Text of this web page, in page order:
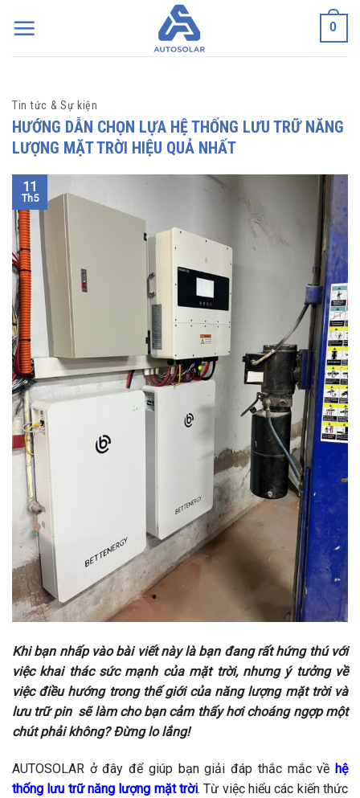
0
Tin tức & Sự kiện
HƯỚNG DẪN CHỌN LỰA HỆ THỐNG LƯU TRỮ NĂNG
LƯỢNG MẶT TRỜI HIỆU QUẢ NHẤT
11
Th5
Khi bạn nhấp vào bài viết này là bạn đang rất hứng thú với
việc khai thác sức mạnh của mặt trời, nhưng ý tưởng về
việc điều hướng trong thế giới của năng lượng mặt trời và
lưu trữ pin sẽ làm cho bạn cảm thấy hơi choáng ngợp một
chút phải không? Đừng lo lắng!
AUTOSOLAR ở đây để giúp bạn giải đáp thắc mắc về hệ
thống lưu trữ năng lượng mặt trời. Từ việc hiểu các kiến thức